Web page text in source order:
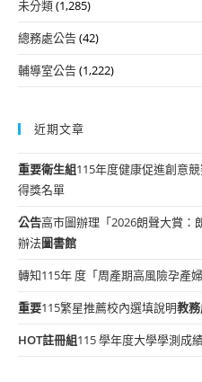
未分類(1,285)
總務處公告(42)
輔導室公告(1,222)
近期文章
重要衛生組115年度健康促進創意
得獎名單
公告高市圖辦理「2026朗聲大賞：
辦法圖書館
轉知115年 度「周產期高風險孕產
重要115繁星推薦校內選填說明教
HOT註冊組115 學年度大學學測成